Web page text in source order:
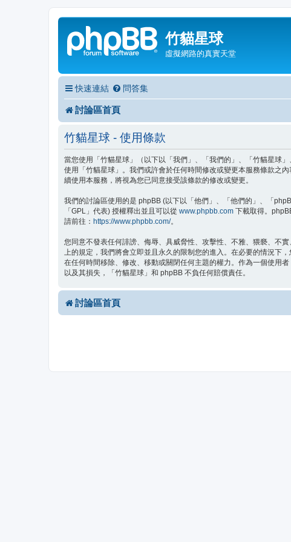
竹貓星球
虛擬網路的真實天堂
快速連結 問答集
討論區首頁
竹貓星球 - 使用條款
當您使用「竹貓星球」（以下以「我們」、「我們的」、「竹貓星球
使用「竹貓星球」。我們或許會於任何時間修改或變更本服務條款之
續使用本服務，將視為您已同意接受該條款的修改或變更。
我們的討論區使用的是 phpBB (以下以「他們」、「他們的」、「
「GPL」代表) 授權釋出並且可以從 www.phpbb.com 下載取得。
請前往： https://www.phpbb.com/。
您同意不發表任何誹謗、侮辱、具威脅性、攻擊性、不雅、猥褻、不
上的規定，我們將會立即並且永久的限制您的進入。在必要的情況下
在任何時間移除、修改、移動或關閉任何主題的權力。作為一個使用
以及其損失，「竹貓星球」和 phpBB 不負任何賠償責任。
討論區首頁